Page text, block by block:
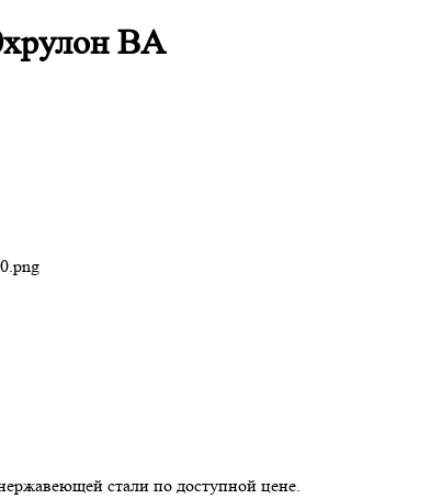
BA
стали по доступной цене.